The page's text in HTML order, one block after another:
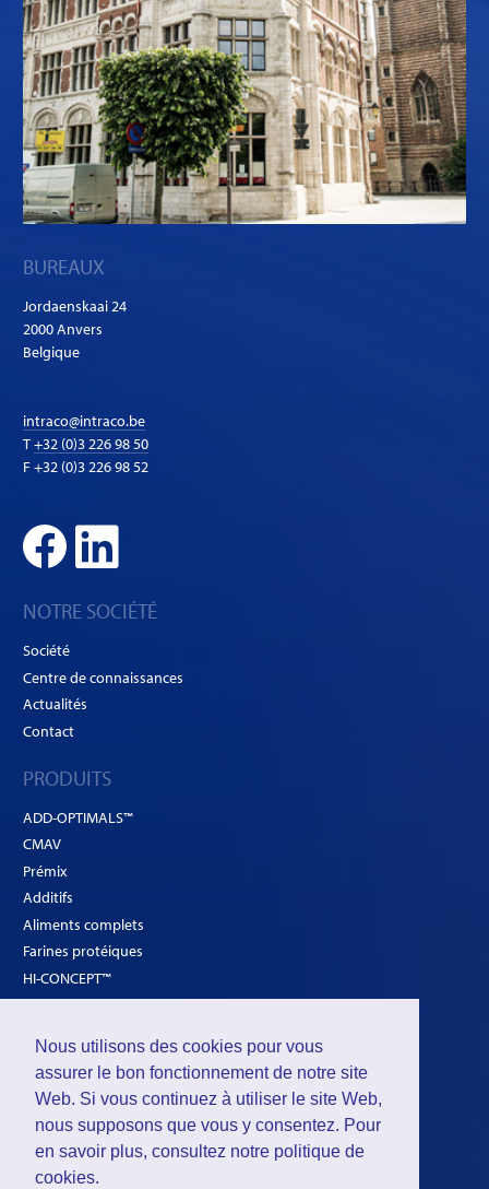
Nous utilisons des cookies pour vous
assurer le bon fonctionnement de notre site
Web. Si vous continuez à utiliser le site Web,
nous supposons que vous y consentez. Pour
en savoir plus, consultez notre politique de
cookies.
BUREAUX
Jordaenskaai 24
2000 Anvers
Belgique
intraco@intraco.be
T+32 (0)3 226 98 50
F +32 (0)3 226 98 52
NOTRE SOCIÉTÉ
Société
Centre de connaissances
Actualités
Contact
PRODUITS
ADD-OPTIMALS™
CMAV
Prémix
Additifs
Aliments complets
Farines protéiques
HI-CONCEPT™
SOLUTIONS
Volailles
Ruminants
Porcs